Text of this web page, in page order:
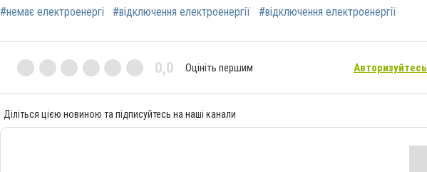
#немає електроенергі #відключення електроенергії #відключення електроенергії
0,0 Оцініть першим Авторизуйтесь
Діліться цією новиною та підписуйтесь на наші канали